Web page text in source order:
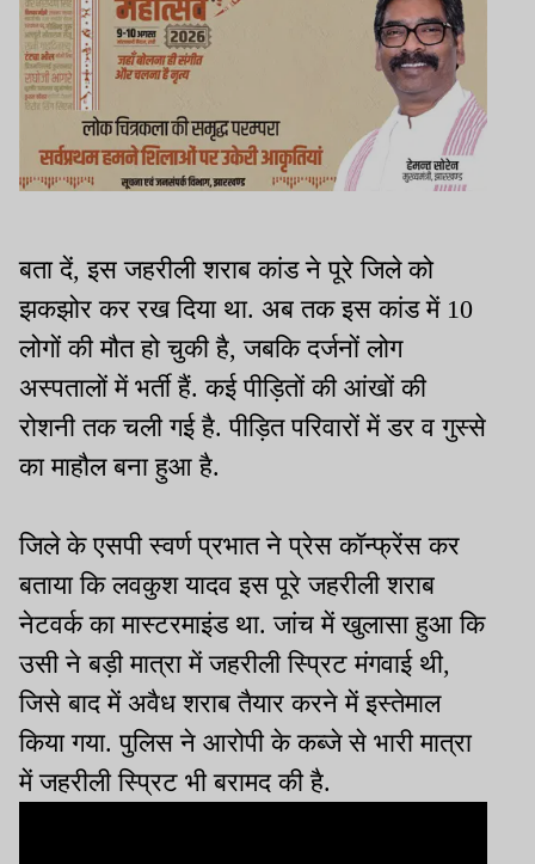
बता दें, इस जहरीली शराब कांड ने पूरे जिले को
झकझोर कर रख दिया था. अब तक इस कांड में 10
लोगों की मौत हो चुकी है, जबकि दर्जनों लोग
अस्पतालों में भर्ती हैं. कई पीड़ितों की आंखों की
रोशनी तक चली गई है. पीड़ित परिवारों में डर व गुस्से
का माहौल बना हुआ है.
जिले के एसपी स्वर्ण प्रभात ने प्रेस कॉन्फ्रेंस कर
बताया कि लवकुश यादव इस पूरे जहरीली शराब
नेटवर्क का मास्टरमाइंड था. जांच में खुलासा हुआ कि
उसी ने बड़ी मात्रा में जहरीली स्प्रिट मंगवाई थी,
जिसे बाद में अवैध शराब तैयार करने में इस्तेमाल
किया गया. पुलिस ने आरोपी के कब्जे से भारी मात्रा
में जहरीली स्प्रिट भी बरामद की है.